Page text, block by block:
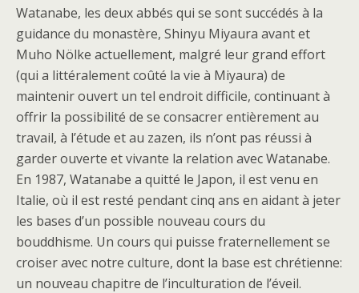
Watanabe, les deux abbés qui se sont succédés à la
guidance du monastère, Shinyu Miyaura avant et
Muho Nölke actuellement, malgré leur grand effort
(qui a littéralement coûté la vie à Miyaura) de
maintenir ouvert un tel endroit difficile, continuant à
offrir la possibilité de se consacrer entièrement au
travail, à l’étude et au zazen, ils n’ont pas réussi à
garder ouverte et vivante la relation avec Watanabe.
En 1987, Watanabe a quitté le Japon, il est venu en
Italie, où il est resté pendant cinq ans en aidant à jeter
les bases d’un possible nouveau cours du
bouddhisme. Un cours qui puisse fraternellement se
croiser avec notre culture, dont la base est chrétienne:
un nouveau chapitre de l’inculturation de l’éveil.